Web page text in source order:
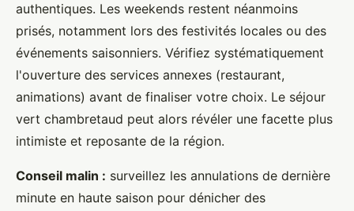
authentiques. Les weekends restent néanmoins
prisés, notamment lors des festivités locales ou des
événements saisonniers. Vérifiez systématiquement
l'ouverture des services annexes (restaurant,
animations) avant de finaliser votre choix. Le séjour
vert chambretaud peut alors révéler une facette plus
intimiste et reposante de la région.
Conseil malin : surveillez les annulations de dernière
minute en haute saison pour dénicher des